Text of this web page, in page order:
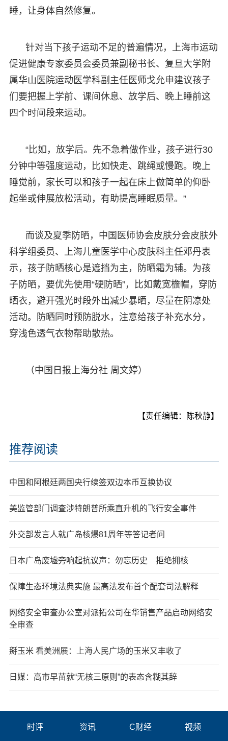
睡，让身体自然修复。
针对当下孩子运动不足的普遍情况，上海市运动
促进健康专家委员会委员兼副秘书长、复旦大学附
属华山医院运动医学科副主任医师戈允申建议孩子
们要把握上学前、课间休息、放学后、晚上睡前这
四个时间段来运动。
“比如，放学后。先不急着做作业，孩子进行30
分钟中等强度运动，比如快走、跳绳或慢跑。晚上
睡觉前，家长可以和孩子一起在床上做简单的仰卧
起坐或伸展放松活动，有助提高睡眠质量。”
而谈及夏季防晒，中国医师协会皮肤分会皮肤外
科学组委员、上海儿童医学中心皮肤科主任邓丹表
示，孩子防晒核心是遮挡为主，防晒霜为辅。为孩
子防晒，要优先使用“硬防晒”，比如戴宽檐帽，穿防
晒衣，避开强光时段外出减少暴晒，尽量在阴凉处
活动。防晒同时预防脱水，注意给孩子补充水分，
穿浅色透气衣物帮助散热。
（中国日报上海分社 周文婷）
【责任编辑：陈秋静】
推荐阅读
中国和阿根廷两国央行续签双边本币互换协议
美监管部门调查涉特朗普所乘直升机的飞行安全事件
外交部发言人就广岛核爆81周年等答记者问
日本广岛废墟旁响起抗议声：勿忘历史 拒绝拥核
保障生态环境法典实施 最高法发布首个配套司法解释
网络安全审查办公室对派拓公司在华销售产品启动网络安
全审查
掰玉米 看美洲展：上海人民广场的玉米又丰收了
日媒：高市早苗就“无核三原则”的表态含糊其辞
时评 资讯 C财经 视频